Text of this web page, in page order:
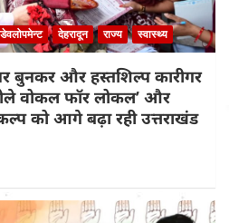
डेवलोपमेन्ट देहरादून राज्य स्वास्थ्य
बुनकर और हस्तशिल्प कारीगर
वोकल फॉर लोकल’ और
को आगे बढ़ा रही उत्तराखंड